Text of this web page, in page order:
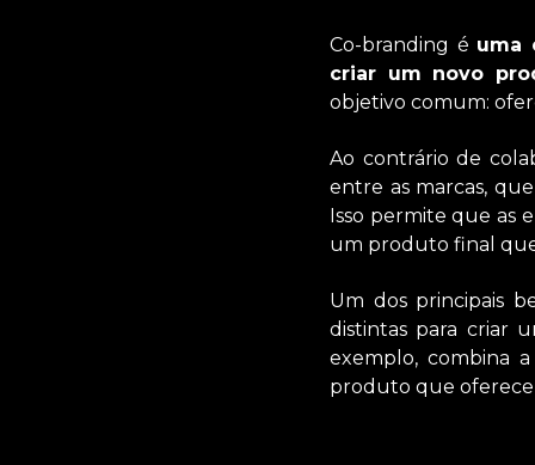
Co-branding é uma
criar um novo
objetivo comum:
Ao contrário de
entre as marcas,
Isso permite que as
um produto final que
Um dos principais
distintas para criar
exemplo, combina
produto que oferece